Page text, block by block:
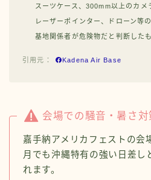
スーツケース、300mm以上のカメ
レーザーポインター、ドローン等
基地関係者が危険物だと判断した
Kadena Air Base
会場での騒音・暑さ対
嘉手納アメリカフェストの会
月でも沖縄特有の強い日差し
れます。